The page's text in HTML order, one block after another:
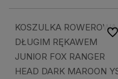
KOSZULKA
DŁUGIM RĘKAWEM
JUNIOR FOX RANGER
HEAD DARK MAROON